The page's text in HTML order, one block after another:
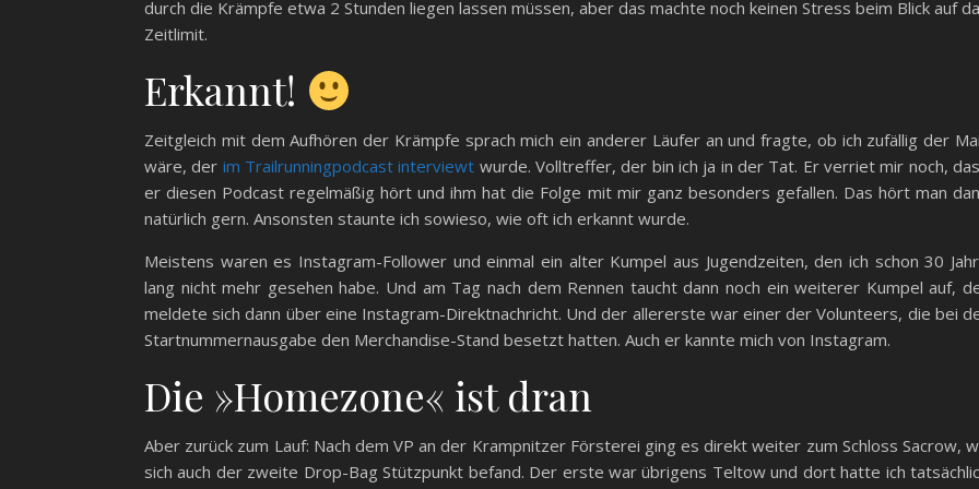
durch die Krämpfe etwa 2 Stunden liegen lassen müssen, aber das machte noch keinen Stress beim Blick auf
Zeitlimit.
Erkannt!
Zeitgleich mit dem Aufhören der Krämpfe sprach mich ein anderer Läufer an und fragte, ob ich zufällig der
wäre, der im Trailrunningpodcast interviewt wurde. Volltreffer, der bin ich ja in der Tat. Er verriet mir noch,
er diesen Podcast regelmäßig hört und ihm hat die Folge mit mir ganz besonders gefallen. Das hört man
natürlich gern. Ansonsten staunte ich sowieso, wie oft ich erkannt wurde.
Meistens waren es Instagram-Follower und einmal ein alter Kumpel aus Jugendzeiten, den ich schon 30
lang nicht mehr gesehen habe. Und am Tag nach dem Rennen taucht dann noch ein weiterer Kumpel auf,
meldete sich dann über eine Instagram-Direktnachricht. Und der allererste war einer der Volunteers, die bei
Startnummernausgabe den Merchandise-Stand besetzt hatten. Auch er kannte mich von Instagram.
Die »Homezone« ist dran
Aber zurück zum Lauf: Nach dem VP an der Krampnitzer Försterei ging es direkt weiter zum Schloss Sacrow,
sich auch der zweite Drop-Bag Stützpunkt befand. Der erste war übrigens Teltow und dort hatte ich